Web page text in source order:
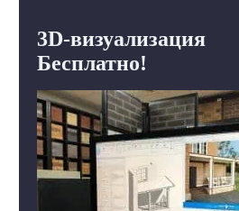
3D-визуализация
Бесплатно!